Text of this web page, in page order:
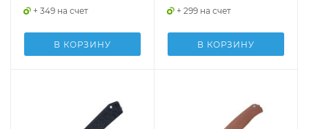
+ 349 на счет
В КОРЗИНУ
+ 299 на счет
В КОРЗИНУ